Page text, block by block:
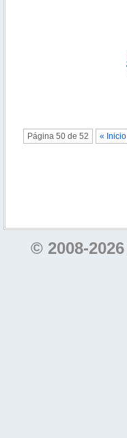
Página 50 de 52 « Inicio
© 2008-2026